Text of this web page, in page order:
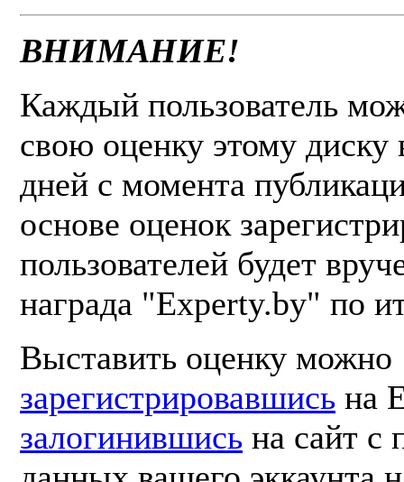
ВНИМАНИЕ!
Каждый пользователь
свою оценку этому диску
дней с момента
основе оценок
пользователей будет
награда "Experty.by" по
Выставить оценку можно
зарегистрировавшись на
залогинившись на сайт